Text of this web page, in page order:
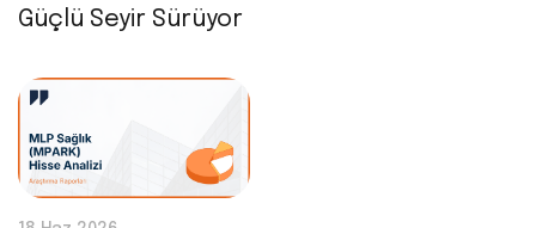
Güçlü Seyir Sürüyor